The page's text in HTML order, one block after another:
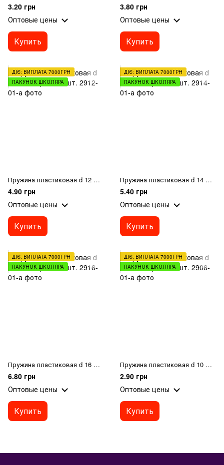
3.20 грн
Оптовые цены
Купить
3.80 грн
Оптовые цены
Купить
ДІЄ: ВИПЛАТА 7000ГРН
ПАКУНОК ШКОЛЯРА
Пружина пластиковая d 12 мм, черная, 1 шт.
4.90 грн
Оптовые цены
Купить
ДІЄ: ВИПЛАТА 7000ГРН
ПАКУНОК ШКОЛЯРА
Пружина пластиковая d 14 мм, черная, 1 шт.
5.40 грн
Оптовые цены
Купить
ДІЄ: ВИПЛАТА 7000ГРН
ПАКУНОК ШКОЛЯРА
Пружина пластиковая d 16 мм, черная, 1 шт.
6.80 грн
Оптовые цены
Купить
ДІЄ: ВИПЛАТА 7000ГРН
ПАКУНОК ШКОЛЯРА
Пружина пластиковая d 10 мм, черная, 1 шт.
2.90 грн
Оптовые цены
Купить